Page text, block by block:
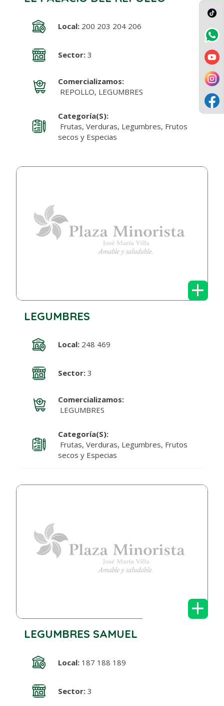
Local:200 203 204 206
Sector:3
Comercializamos:
REPOLLO, LEGUMBRES
Categoría(s):
Frutas, Verduras, Legumbres, Frutos
secos y Especias
+
LEGUMBRES
Local:248 469
Sector:3
Comercializamos:
LEGUMBRES
Categoría(s):
Frutas, Verduras, Legumbres, Frutos
secos y Especias
+
LEGUMBRES SAMUEL
Local:187 188 189
Sector:3